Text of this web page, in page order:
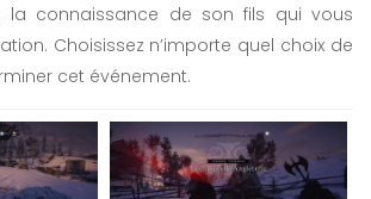
la connaissance de son fils qui vous
Choisissez n’importe quel choix de
cet événement.